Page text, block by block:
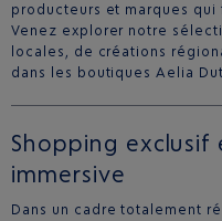
producteurs et marques
Venez explorer notre
locales, de créations
dans les boutiques Aelia
Shopping exclusif
immersive
Dans un cadre totalement